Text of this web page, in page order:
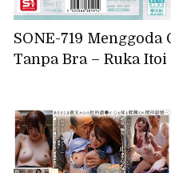
SONE-719
Tanpa Bra – Ruka Itoi